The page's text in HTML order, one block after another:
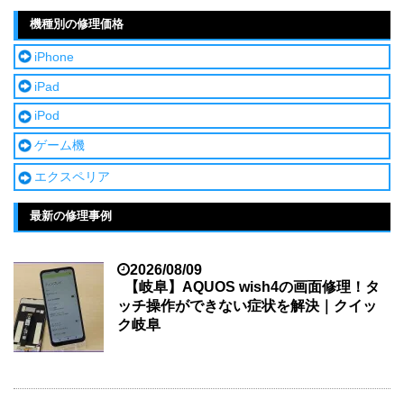
機種別の修理価格
iPhone
iPad
iPod
ゲーム機
エクスペリア
最新の修理事例
2026/08/09
【岐阜】AQUOS wish4の画面修理！タ
ッチ操作ができない症状を解決｜クイッ
ク岐阜